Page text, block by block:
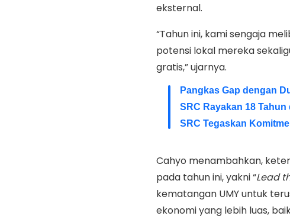
eksternal.
“Tahun ini, kami sengaja
potensi lokal mereka
gratis,” ujarnya.
Pangkas Gap dengan
SRC Rayakan 18
SRC Tegaskan
Cahyo menambahkan,
pada tahun ini, yakni “Lead
kematangan UMY untuk
ekonomi yang lebih luas,